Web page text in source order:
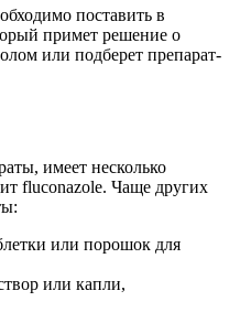
поставить в
примет решение о
или подберет препарат-
имеет несколько
fluconazole. Чаще других
или порошок для
или капли,